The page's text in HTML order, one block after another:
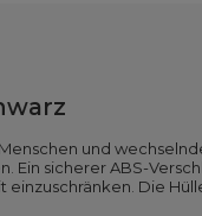
und
sicherer ABS-
Die